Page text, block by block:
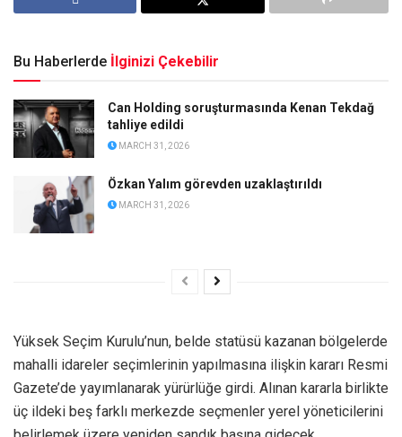
Bu Haberlerde İlginizi Çekebilir
Can Holding soruşturmasında Kenan Tekdağ
tahliye edildi
MARCH 31, 2026
Özkan Yalım görevden uzaklaştırıldı
MARCH 31, 2026
Yüksek Seçim Kurulu’nun, belde statüsü kazanan bölgelerde
mahalli idareler seçimlerinin yapılmasına ilişkin kararı Resmi
Gazete’de yayımlanarak yürürlüğe girdi. Alınan kararla birlikte
üç ildeki beş farklı merkezde seçmenler yerel yöneticilerini